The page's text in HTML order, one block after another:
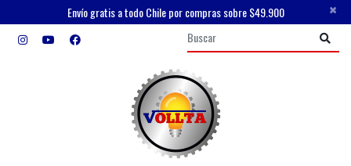
Envío gratis a todo Chile por compras sobre $49.900 ×